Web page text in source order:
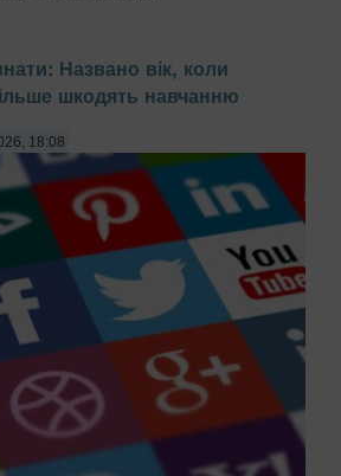
Названо вік, коли
шкодять навчанню
18:08